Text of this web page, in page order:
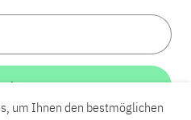
um Ihnen den bestmöglichen